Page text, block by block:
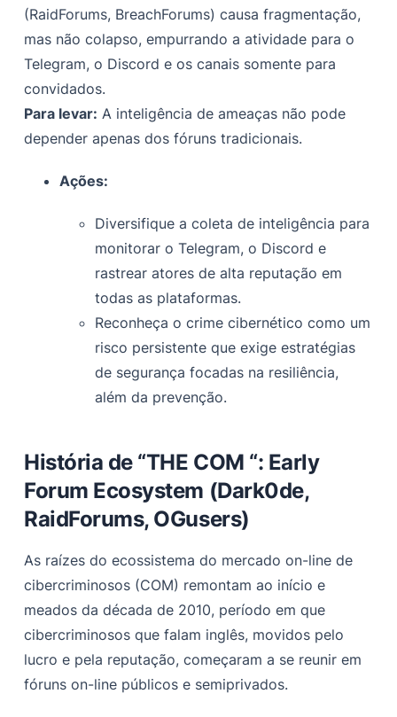
(RaidForums, BreachForums) causa fragmentação,
mas não colapso, empurrando a atividade para o
Telegram, o Discord e os canais somente para
convidados.
Para levar: A inteligência de ameaças não pode
depender apenas dos fóruns tradicionais.
Ações:
Diversifique a coleta de inteligência para
monitorar o Telegram, o Discord e
rastrear atores de alta reputação em
todas as plataformas.
Reconheça o crime cibernético como um
risco persistente que exige estratégias
de segurança focadas na resiliência,
além da prevenção.
História de “THE COM “: Early
Forum Ecosystem (Dark0de,
RaidForums, OGusers)
As raízes do ecossistema do mercado on-line de
cibercriminosos (COM) remontam ao início e
meados da década de 2010, período em que
cibercriminosos que falam inglês, movidos pelo
lucro e pela reputação, começaram a se reunir em
fóruns on-line públicos e semiprivados.